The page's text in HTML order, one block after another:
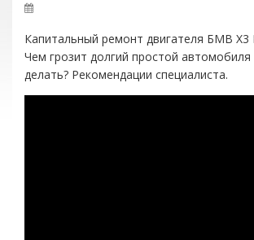
Капитальный ремонт двигателя БМВ Х3
Чем грозит долгий простой
делать? Рекомендации специалиста.